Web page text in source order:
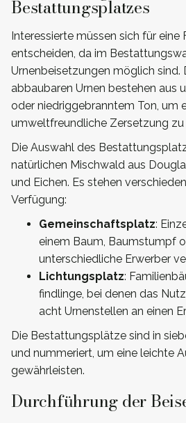
Bestattungsplatzes
Interessierte müssen sich für
entscheiden, da im
Urnenbeisetzungen möglich sind.
abbaubaren Urnen bestehen aus
oder niedriggebranntem Ton, um
umweltfreundliche Zersetzung zu
Die Auswahl des
natürlichen Mischwald aus
und Eichen. Es stehen
Verfügung:
Gemeinschaftsplatz:
einem Baum, Baumstumpf
unterschiedliche Erwerber
Lichtungsplatz:
findlinge, bei denen das
acht Urnenstellen an einen
Die Bestattungsplätze sind in
und nummeriert, um eine leichte
gewährleisten.
Durchführung der